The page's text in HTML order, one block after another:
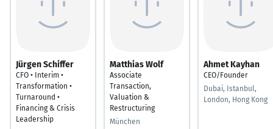
Jürgen Schiffer
CFO • Interim •
Transformation •
Turnaround •
Financing & Crisis
Leadership
Matthias Wolf
Associate
Transaction,
Valuation &
Restructuring
München
Ahmet Kayhan
CEO/Founder
Dubai, Istanbul,
London, Hong Kong